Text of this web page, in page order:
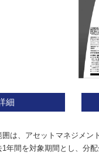
細
は、アセットマネジメン
年間を対象期間とし、分